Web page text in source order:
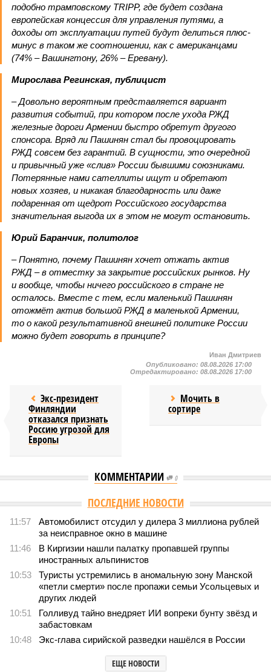
подобно трамповскому TRIPP, где будет создана
европейская концессия для управления путями, а
доходы от эксплуатации путей будут делиться плюс-
минус в таком же соотношении, как с американцами
(74% – Вашингтону, 26% – Еревану).
Мирослава Регинская, публицист
– Довольно вероятным представляется вариант
развития событий, при котором после ухода РЖД
железные дороги Армении быстро обретут другого
спонсора. Вряд ли Пашинян стал бы провоцировать
РЖД совсем без гарантий. В сущности, это очередной
и привычный уже «слив» России бывшими союзниками.
Потерянные нами сателлиты ищут и обретают
новых хозяев, и никакая благодарность или даже
подаренная от щедрот Российского государства
значительная выгода их в этом не могут остановить.
Юрий Баранчик, политолог
– Понятно, почему Пашинян хочет отжать актив
РЖД – в отместку за закрытие российских рынков. Ну
и вообще, чтобы ничего российского в стране не
осталось. Вместе с тем, если маленький Пашинян
отожмёт актив большой РЖД в маленькой Армении,
то о какой результативной внешней политике России
можно будет говорить в принципе?
Иван Дмитриев
Опубликовано: 08.08.2026 17:00
Отредактировано: 08.08.2026 17:00
Экс-президент
Финляндии
отказался признать
Россию угрозой для
Европы
Мочить в
сортире
КОММЕНТАРИИ 0
Версия //Украина //Киев перешёл к террору гражданских, пора давать
Киев перешёл к террору гражданских, пора давать
адекватный ответ
9
Мочить в сортире